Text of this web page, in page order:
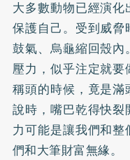
大多數動物已經演
保護自己。受到威
鼓氣、烏龜縮回殼
壓力，似乎注定就
稱頭的時候，竟是
說時，嘴巴乾得快
力可能是讓我們和
們和大筆財富無緣。